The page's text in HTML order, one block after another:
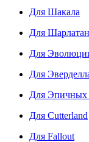
Для Шакала
Для
Для
Для
Для Эпичных
Для Cutterland
Для Fallout